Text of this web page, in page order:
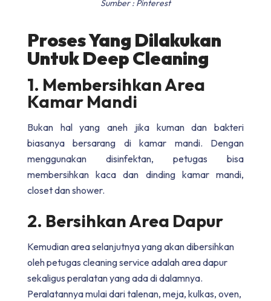
Sumber : Pinterest
Proses Yang Dilakukan
Untuk Deep Cleaning
1. Membersihkan Area
Kamar Mandi
Bukan hal yang aneh jika kuman dan bakteri
biasanya bersarang di kamar mandi. Dengan
menggunakan disinfektan, petugas bisa
membersihkan kaca dan dinding kamar mandi,
closet dan shower.
2. Bersihkan Area Dapur
Kemudian area selanjutnya yang akan dibersihkan
oleh petugas cleaning service adalah area dapur
sekaligus peralatan yang ada di dalamnya.
Peralatannya mulai dari talenan, meja, kulkas, oven,